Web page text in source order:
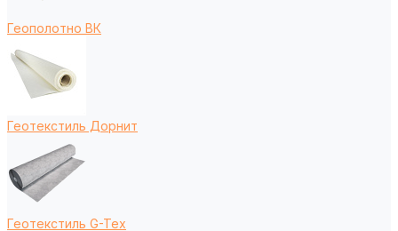
Геополотно ВК
Геотекстиль Дорнит
Геотекстиль G-Tex